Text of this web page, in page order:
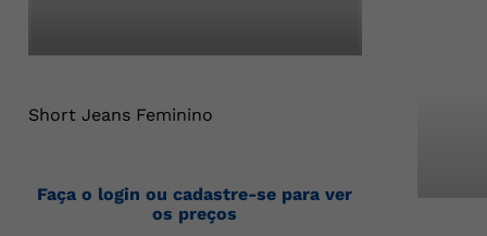
Short Jeans Feminino
Faça o login ou cadastre-se para ver
os preços